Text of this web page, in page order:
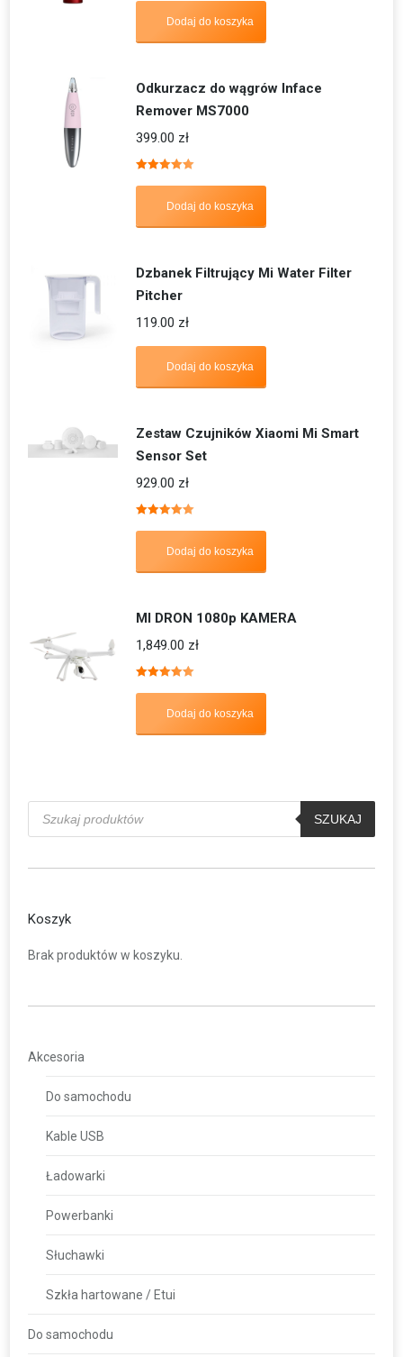
Dodaj do koszyka
Odkurzacz do wągrów Inface
Remover MS7000
399.00 zł
Dodaj do koszyka
Dzbanek Filtrujący Mi Water Filter
Pitcher
119.00 zł
Dodaj do koszyka
Zestaw Czujników Xiaomi Mi Smart
Sensor Set
929.00 zł
Dodaj do koszyka
MI DRON 1080p KAMERA
1,849.00 zł
Dodaj do koszyka
Wyszukiwarka
produktów
SZUKAJ
Koszyk
Brak produktów w koszyku.
Akcesoria
Do samochodu
Kable USB
Ładowarki
Powerbanki
Słuchawki
Szkła hartowane / Etui
Do samochodu